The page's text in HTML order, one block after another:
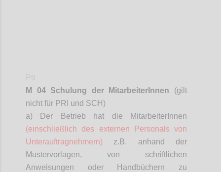
M 04 Schulung der MitarbeiterInnen
(gilt
nicht für PRI und SCH)
a) Der Betrieb hat die
MitarbeiterInnen
(einschließlich des externen Personals von
Unterauftragnehmern) z.B. anhand der
Mustervorlagen, von schriftlichen
Anweisungen oder Handbüchern zu